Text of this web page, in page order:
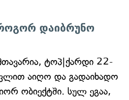
დაიბრუნო
ტოპ|ქარდი 22-
აიღო და გადაიხადო
ობიექტში. სულ ეგაა,